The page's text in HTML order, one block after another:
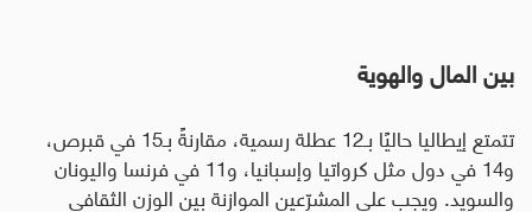
بين المال والهوية
تتمتع إيطاليا حاليًا بـ12 عطلة رسمية، مقارنةً بـ15 في قبرص،
و14 في دول مثل كرواتيا وإسبانيا، و11 في فرنسا واليونان
والسويد. ويجب على المشرّعين الموازنة بين الوزن الثقافي